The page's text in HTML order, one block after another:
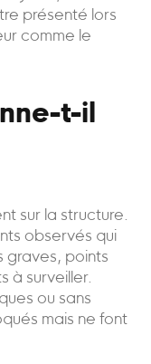
présenté lors
comme le
t-il
sur la structure.
observés qui
graves, points
à surveiller.
ou sans
mais ne font